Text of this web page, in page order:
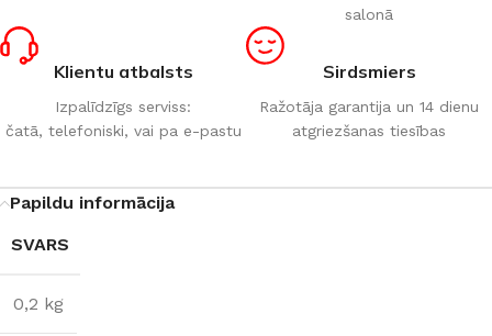
salonā
Klientu atbalsts
Izpalīdzīgs serviss:
čatā, telefoniski, vai pa e-pastu
Sirdsmiers
Ražotāja garantija un 14 dienu
atgriezšanas tiesības
Papildu informācija
SVARS
0,2 kg